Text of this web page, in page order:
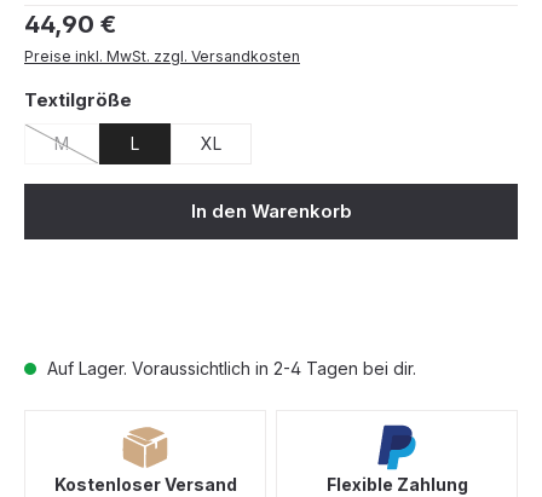
Regulärer Preis:
44,90 €
Preise inkl. MwSt. zzgl. Versandkosten
Auf Lager. Voraussichtlich in 2-4 Tagen bei dir.
Textilgröße
M
(Diese Option ist zurzeit nicht verfügbar.)
L XL
In den Warenkorb
Kostenloser Versand Flexible Zahlung